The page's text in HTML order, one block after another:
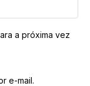
a próxima vez
e-mail.